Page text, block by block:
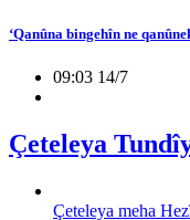
‘Qanûna bingehîn ne
09:03 14/7
Çeteleya
Çeteleya meha